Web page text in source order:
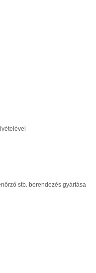
stb. berendezés gyártása